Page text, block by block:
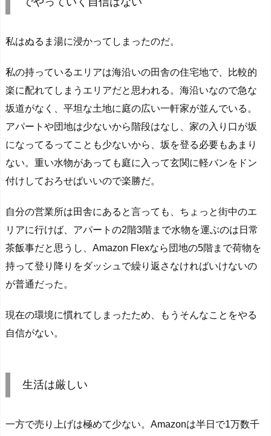
私はぬるま湯に浸かってしまったのだ。
私の持っているエリアは海沿いの田舎の住宅地で、比較的
楽に配れてしまうエリアだと思われる。海沿いなので急な
坂道がなく、平坦な土地に庭の広い一軒家が並んでいる。
アパートや団地は少ないから階段はなし、家の入り口が坂
になってるってことも少ないから、坂を登る必要もあまり
ない。重い水物があっても庭に入って玄関に軽バンをドン
付けしておろせばいいので楽勝だ。
自分の営業所は田舎にあると言っても、ちょっと街中のエ
リアに行けば、アパートの2階3階まで水物を運ぶのは日常
茶飯事だと思うし、Amazon Flexなら団地の5階まで荷物を
持って登り降りをダッシュで繰り返さなければいけないの
が普通だった。
現在の環境に慣れてしまったため、もうそんなことをやる
自信がない。
生活は厳しい
一方で売り上げは極めて少ない。Amazonは半日で1万数千